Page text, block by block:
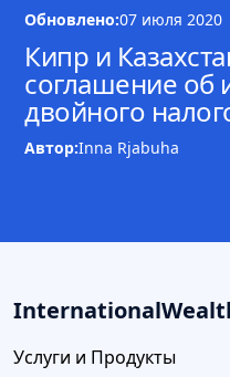
Обновлено:07 июля 2020
Кипр и
соглашение об
двойного
Автор:Inna Rjabuha
Услуги и Продукты